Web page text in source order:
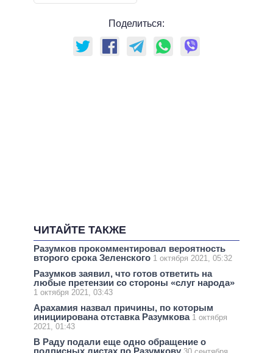
Поделиться:
ЧИТАЙТЕ ТАКЖЕ
Разумков прокомментировал вероятность
второго срока Зеленского 1 октября 2021, 05:32
Разумков заявил, что готов ответить на
любые претензии со стороны «слуг народа»
1 октября 2021, 03:43
Арахамия назвал причины, по которым
инициирована отставка Разумкова 1 октября
2021, 01:43
В Раду подали еще одно обращение о